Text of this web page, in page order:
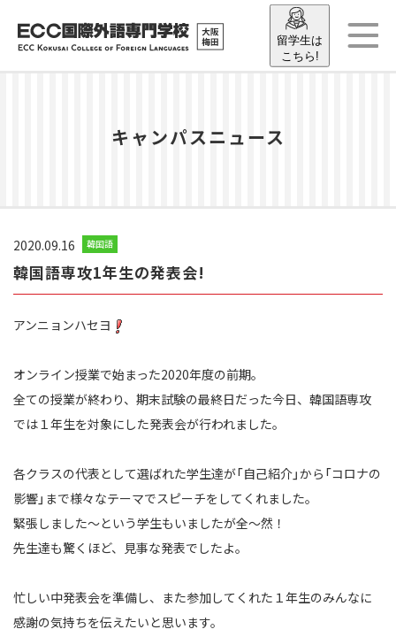
留学生は
こちら!
キャンパスニュース
2020.09.16 韓国語
韓国語専攻1年生の発表会!
アンニョンハセヨ
オンライン授業で始まった2020年度の前期。
全ての授業が終わり、期末試験の最終日だった今日、 韓国語専攻
では１年生を対象にした発表会が行われました。
各クラスの代表として選ばれた学生達が「自己紹介」から「コロナの
影響」まで様々なテーマでスピーチをしてくれました。
緊張しました～という学生もいましたが全～然！
先生達も驚くほど、見事な発表でしたよ。
忙しい中発表会を準備し、また参加してくれた１年生のみんなに
感謝の気持ちを伝えたいと思います。